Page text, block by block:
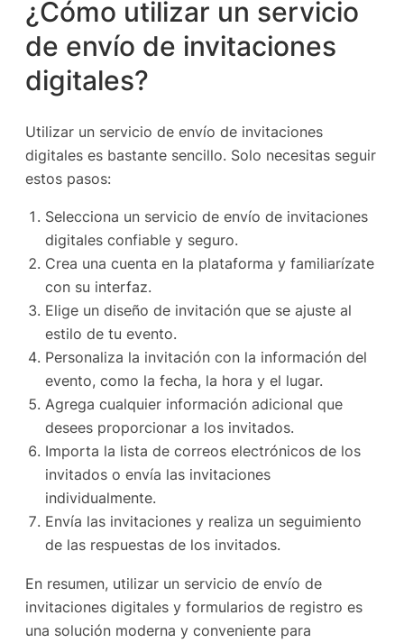
¿Cómo utilizar un servicio
de envío de invitaciones
digitales?
Utilizar un servicio de envío de invitaciones
digitales es bastante sencillo. Solo necesitas seguir
estos pasos:
Selecciona un servicio de envío de invitaciones
digitales confiable y seguro.
Crea una cuenta en la plataforma y familiarízate
con su interfaz.
Elige un diseño de invitación que se ajuste al
estilo de tu evento.
Personaliza la invitación con la información del
evento, como la fecha, la hora y el lugar.
Agrega cualquier información adicional que
desees proporcionar a los invitados.
Importa la lista de correos electrónicos de los
invitados o envía las invitaciones
individualmente.
Envía las invitaciones y realiza un seguimiento
de las respuestas de los invitados.
En resumen, utilizar un servicio de envío de
invitaciones digitales y formularios de registro es
una solución moderna y conveniente para